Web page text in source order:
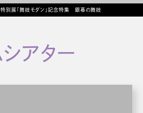
特別展「舞妓モダン」記念特集 銀幕の舞妓